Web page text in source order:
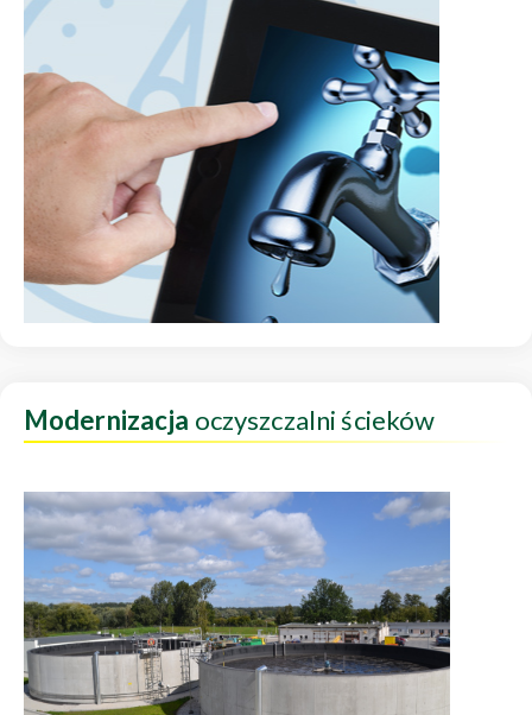
Modernizacja oczyszczalni ścieków